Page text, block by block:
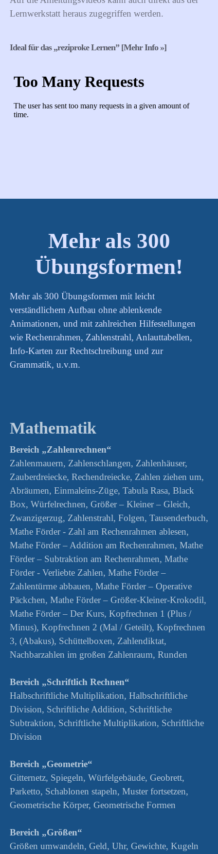
Lernwerkstatt heraus zugegriffen werden.
Ideal für das „reziproke Lernen” [Mehr Info »]
Mehr als 300
Übungsformen!
Mehr als 300 Übungsformen mit leicht
verständlichem Aufbau ohne ablenkende
Animationen, und mit zahlreichen Hilfestellungen
wie Rechenrahmen, Zahlenstrahl, Anlauttabellen,
Info-Karten zur Rechtschreibung und zur
Grammatik, u.v.m.
Mathematik
Bereich „Zahlenrechnen“
Zahlenmauern, Zahlenschlangen, Zahlenhäuser,
Zauberdreiecke, Rechendreiecke, Zahlen ziehen um,
Abräumen, Einmaleins-Züge, Tabula Rasa, Black
Box, Würfelrechnen, Größer – Kleiner – Gleich,
Zwanzigerzug, Zahlenstrahl, Folgen, Tausenderbuch,
Mathe Förder - Zahl am Rechenrahmen ablesen,
Mathe Förder – Addition am Rechenrahmen, Mathe
Förder – Subtraktion am Rechenrahmen, Mathe
Förder - Verliebte Zahlen, Mathe Förder –
Zahlentürme abbauen, Mathe Förder – Operative
Päckchen, Mathe Förder – Größer-Kleiner-Krokodil,
Mathe Förder – Der Kurs, Kopfrechnen 1 (Plus /
Minus), Kopfrechnen 2 (Mal / Geteilt), Kopfrechnen
3, (Abakus), Schüttelboxen, Zahlendiktat,
Nachbarzahlen im großen Zahlenraum, Runden
Bereich „Schriftlich Rechnen“
Halbschriftliche Multiplikation, Halbschriftliche
Division, Schriftliche Addition, Schriftliche
Subtraktion, Schriftliche Multiplikation, Schriftliche
Division
Bereich „Geometrie“
Gitternetz, Spiegeln, Würfelgebäude, Geobrett,
Parketto, Schablonen stapeln, Muster fortsetzen,
Geometrische Körper, Geometrische Formen
Bereich „Größen“
Größen umwandeln, Geld, Uhr, Gewichte, Kugeln